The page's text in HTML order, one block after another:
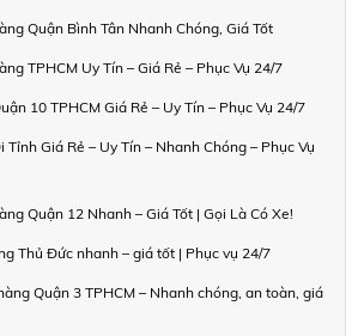
Quận Bình Tân Nhanh Chóng, Giá Tốt
TPHCM Uy Tín – Giá Rẻ – Phục Vụ 24/7
10 TPHCM Giá Rẻ – Uy Tín – Phục Vụ 24/7
Giá Rẻ – Uy Tín – Nhanh Chóng – Phục Vụ
Quận 12 Nhanh – Giá Tốt | Gọi Là Có Xe!
Thủ Đức nhanh – giá tốt | Phục vụ 24/7
Quận 3 TPHCM – Nhanh chóng, an toàn, giá